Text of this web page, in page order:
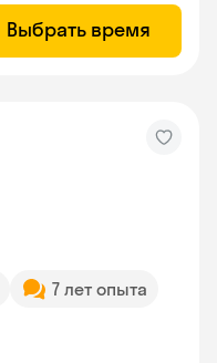
Выбрать время
7 лет опыта